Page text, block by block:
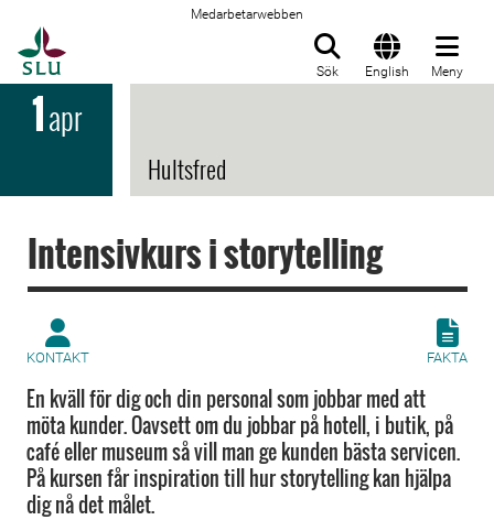
Medarbetarwebben
Sök English Meny
1apr
Hultsfred
Intensivkurs i storytelling
KONTAKT FAKTA
En kväll för dig och din personal som jobbar med att
möta kunder. Oavsett om du jobbar på hotell, i butik, på
café eller museum så vill man ge kunden bästa servicen.
På kursen får inspiration till hur storytelling kan hjälpa
dig nå det målet.